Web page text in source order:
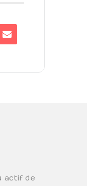
actif de